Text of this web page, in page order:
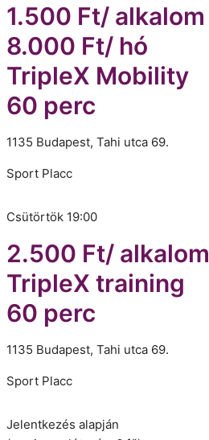
1.500 Ft/ alkalom
8.000 Ft/ hó
TripleX Mobility
60 perc
1135 Budapest, Tahi utca 69.
Sport Placc
Csütörtök 19:00
2.500 Ft/ alkalom
TripleX training
60 perc
1135 Budapest, Tahi utca 69.
Sport Placc
Jelentkezés alapján